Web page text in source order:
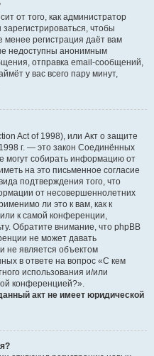
от того, как администратор
чтобы
регистрация даёт вам
недоступны анонимным
отправка email-сообщений,
у вас всего пару минут,
Act of 1998), или Акт о защите
г. — это закон Соединённых
могут собирать информацию от
на это письменное согласие
подтверждения того, что
от несовершеннолетних
ли это к вам, как к
к самой конференции,
Обратите внимание, что phpBB
не может давать
не является объектом
в ответе на вопрос «С кем
использования и/или
конференцией?».
акт не имеет юридической